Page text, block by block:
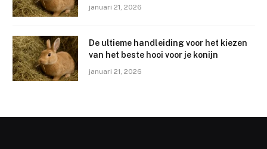
januari 21, 2026
De ultieme handleiding voor het kiezen
van het beste hooi voor je konijn
januari 21, 2026